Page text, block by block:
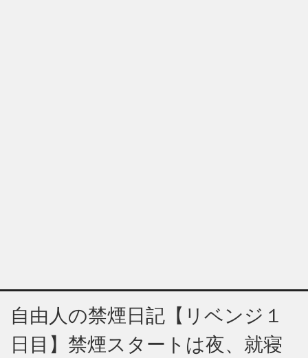
自由人の禁煙日記【リベンジ１
日目】禁煙スタートは夜、就寝